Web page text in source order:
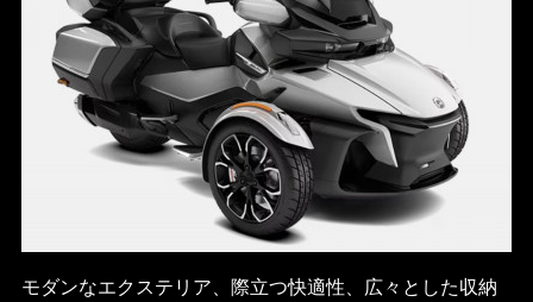
モダンなエクステリア、際立つ快適性、広々とした収納